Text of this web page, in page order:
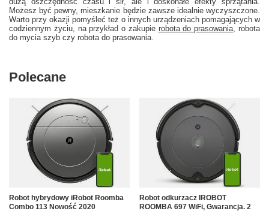
Możesz być pewny, mieszkanie będzie zawsze idealnie wyczyszczone.
Warto przy okazji pomyśleć też o innych urządzeniach pomagających w
codziennym życiu, na przykład o zakupie robota do prasowania, robota
do mycia szyb czy robota do prasowania.
Polecane
Robot hybrydowy iRobot Roomba
Combo 113 Nowość 2020
Robot odkurzacz IROBOT
ROOMBA 697 WiFi, Gwarancja. 2